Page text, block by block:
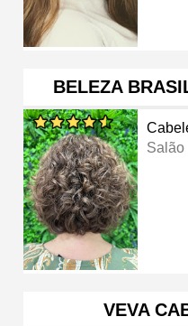
BELEZA
Salão
VEVA